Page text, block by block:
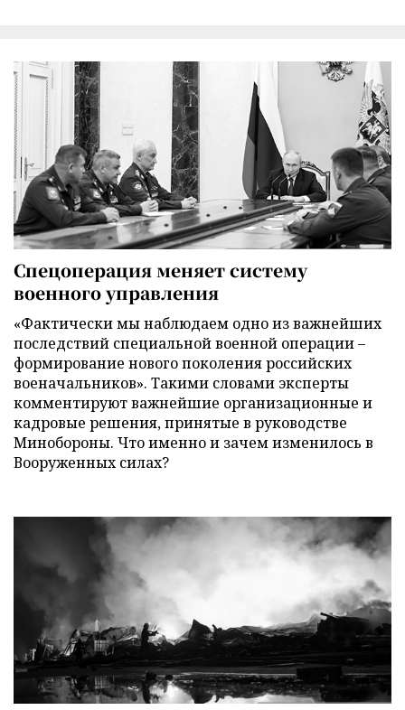
Спецоперация меняет систему
военного управления
«Фактически мы наблюдаем одно из важнейших
последствий специальной военной операции –
формирование нового поколения российских
военачальников». Такими словами эксперты
комментируют важнейшие организационные и
кадровые решения, принятые в руководстве
Минобороны. Что именно и зачем изменилось в
Вооруженных силах?